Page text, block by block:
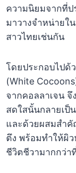
ความนิยมจากที่ป
มาวางจำหน่ายใ
สาวไทยเช่นกัน
โดยประกอบไปด้
(White
จากคอลลาเจน
สดใสนั้นกลายเ
และด้วยผสมสำคั
ตึง พร้อมทำให้ผิ
ชีวิตชีวามากกว่า